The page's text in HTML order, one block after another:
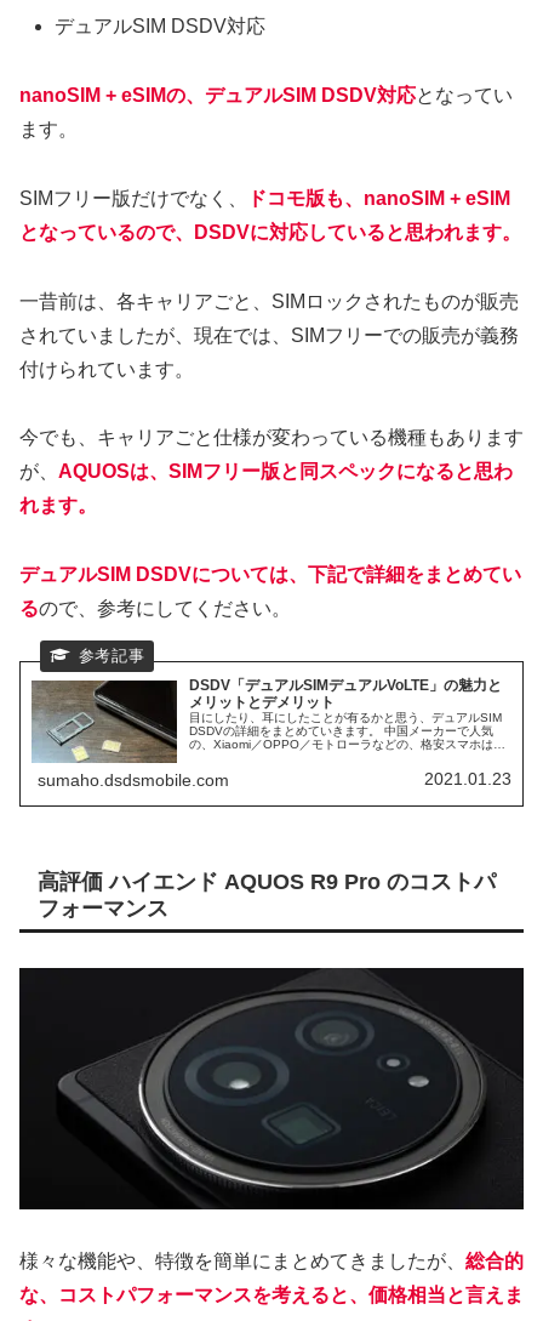
デュアルSIM DSDV対応
nanoSIM + eSIMの、デュアルSIM DSDV対応となってい
ます。
SIMフリー版だけでなく、
ドコモ版も、nanoSIM + eSIM
となっているので、DSDVに対応していると思われます。
一昔前は、各キャリアごと、SIMロックされたものが販売
されていましたが、現在では、SIMフリーでの販売が義務
付けられています。
今でも、キャリアごと仕様が変わっている機種もあります
が、 AQUOSは、SIMフリー版と同スペックになると思わ
れます。
デュアルSIM DSDVについては、下記で詳細をまとめてい
るので、参考にしてください。
DSDV「デュアルSIMデュアルVoLTE」の魅力と
メリットとデメリット
目にしたり、耳にしたことが有るかと思う、デュアルSIM
DSDVの詳細をまとめていきます。 中国メーカーで人気
の、Xiaomi／OPPO／モトローラなどの、格安スマホは、
ド、AQUOS／Xperiaなども、DSDVに対応スマホが多くな
っています。 そして、日本シェアNo1の、iPhoneも、デュ
sumaho.dsdsmobile.com 2021.01.23
高評価 ハイエンド AQUOS R9 Pro のコストパ
フォーマンス
様々な機能や、特徴を簡単にまとめてきましたが、 総合的
な、コストパフォーマンスを考えると、価格相当と言えま